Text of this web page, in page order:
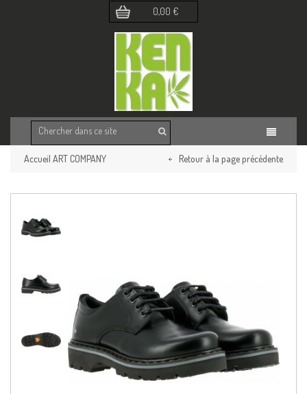
0,00 €
Accueil ART COMPANY Retour à la page précédente